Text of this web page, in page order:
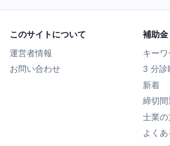
このサイトについて
運営者情報
お問い合わせ
補助
キー
3 分診
新着
締切間
士業の
よくあ